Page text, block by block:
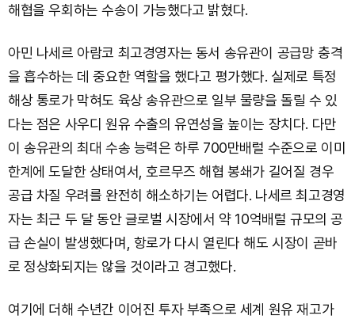
해협을 우회하는 수송이 가능했다고 밝혔다.
아민 나세르 아람코 최고경영자는 동서 송유관이 공급망 충격
을 흡수하는 데 중요한 역할을 했다고 평가했다. 실제로 특정
해상 통로가 막혀도 육상 송유관으로 일부 물량을 돌릴 수 있
다는 점은 사우디 원유 수출의 유연성을 높이는 장치다. 다만
이 송유관의 최대 수송 능력은 하루 700만배럴 수준으로 이미
한계에 도달한 상태여서, 호르무즈 해협 봉쇄가 길어질 경우
공급 차질 우려를 완전히 해소하기는 어렵다. 나세르 최고경영
자는 최근 두 달 동안 글로벌 시장에서 약 10억배럴 규모의 공
급 손실이 발생했다며, 항로가 다시 열린다 해도 시장이 곧바
로 정상화되지는 않을 것이라고 경고했다.
여기에 더해 수년간 이어진 투자 부족으로 세계 원유 재고가